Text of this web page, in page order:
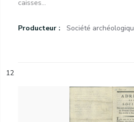
caisses...
Producteur : Société
12